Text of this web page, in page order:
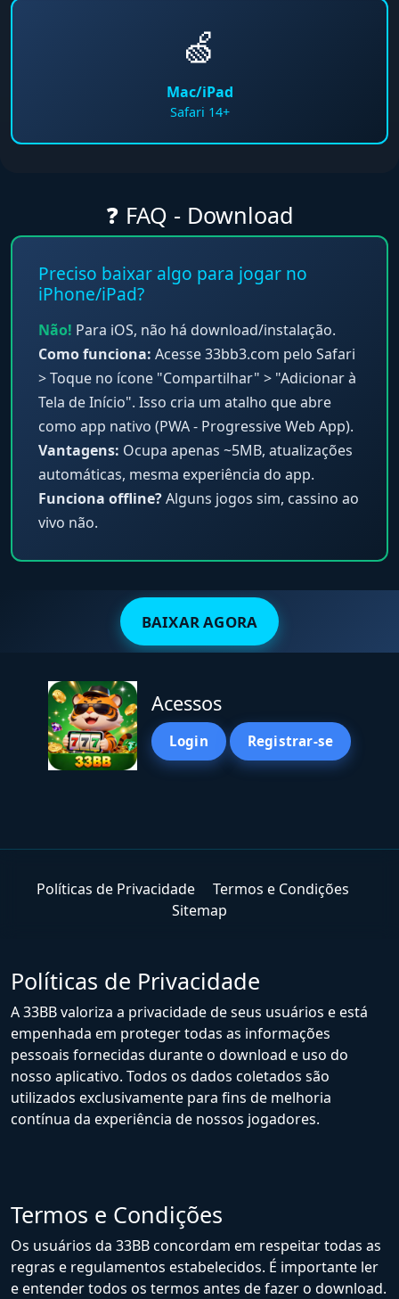
🍏
Mac/iPad
Safari 14+
❓ FAQ - Download
Preciso baixar algo para jogar no
iPhone/iPad?
Não! Para iOS, não há download/instalação.
Como funciona: Acesse 33bb3.com pelo Safari
> Toque no ícone "Compartilhar" > "Adicionar à
Tela de Início". Isso cria um atalho que abre
como app nativo (PWA - Progressive Web App).
Vantagens: Ocupa apenas ~5MB, atualizações
automáticas, mesma experiência do app.
Funciona offline?Alguns jogos sim, cassino ao
vivo não.
BAIXAR AGORA
Acessos
Login Registrar-se
Políticas de Privacidade
Termos e Condições
Sitemap
Políticas de Privacidade
A 33BB valoriza a privacidade de seus usuários e está
empenhada em proteger todas as informações
pessoais fornecidas durante o download e uso do
nosso aplicativo. Todos os dados coletados são
utilizados exclusivamente para fins de melhoria
contínua da experiência de nossos jogadores.
Termos e Condições
Os usuários da 33BB concordam em respeitar todas as
regras e regulamentos estabelecidos. É importante ler
e entender todos os termos antes de fazer o download.